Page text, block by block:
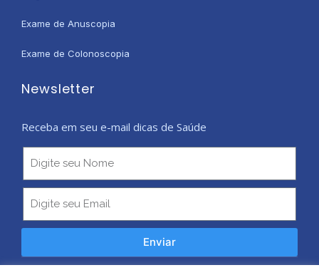
Exame de Anuscopia
Exame de Colonoscopia
Newsletter
Receba em seu e-mail dicas de Saúde
Enviar